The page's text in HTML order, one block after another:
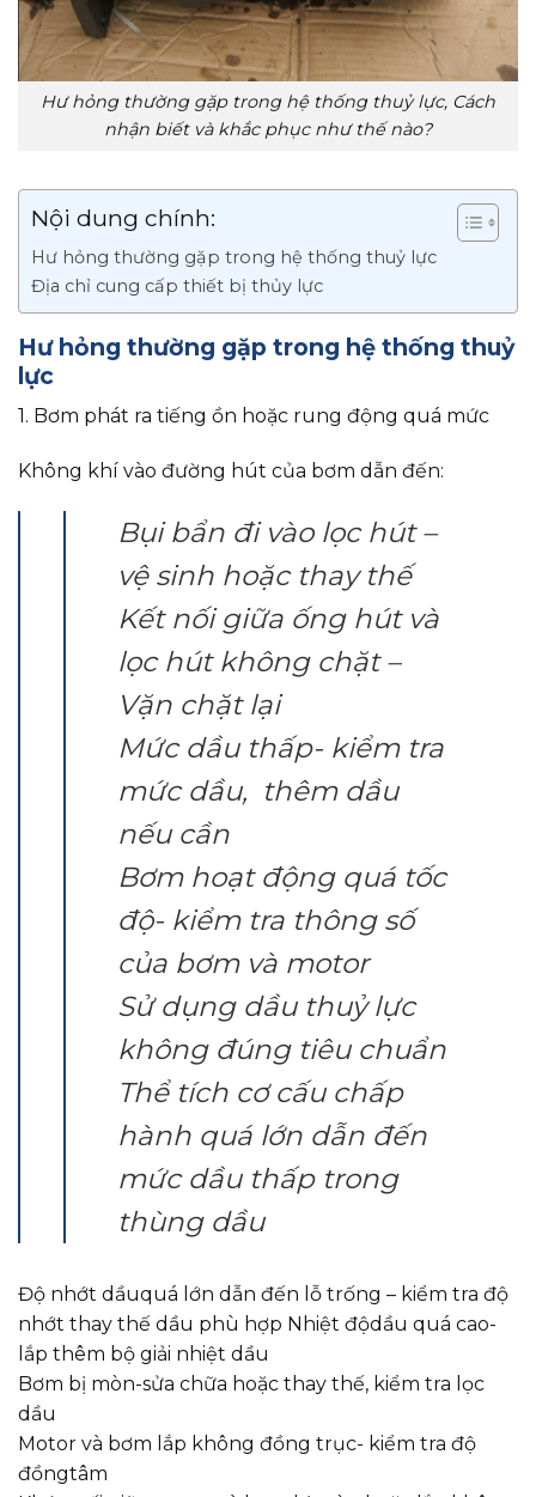
Hư hỏng thường gặp trong hệ thống thuỷ lực, Cách
nhận biết và khắc phục như thế nào?
Nội dung chính:
Hư hỏng thường gặp trong hệ thống thuỷ lực
Địa chỉ cung cấp thiết bị thủy lực
Hư hỏng thường gặp trong hệ thống thuỷ
lực
1. Bơm phát ra tiếng ồn hoặc rung động quá mức
Không khí vào đường hút của bơm dẫn đến:
Bụi bẩn đi vào lọc hút –
vệ sinh hoặc thay thế
Kết nối giữa ống hút và
lọc hút không chặt –
Vặn chặt lại
Mức dầu thấp- kiểm tra
mức dầu, thêm dầu
nếu cần
Bơm hoạt động quá tốc
độ- kiểm tra thông số
của bơm và motor
Sử dụng dầu thuỷ lực
không đúng tiêu chuẩn
Thể tích cơ cấu chấp
hành quá lớn dẫn đến
mức dầu thấp trong
thùng dầu
Độ nhớt dầuquá lớn dẫn đến lỗ trống – kiểm tra độ
nhớt thay thế dầu phù hợp Nhiệt độdầu quá cao-
lắp thêm bộ giải nhiệt dầu
Bơm bị mòn-sửa chữa hoặc thay thế, kiểm tra lọc
dầu
Motor và bơm lắp không đồng trục- kiểm tra độ
đồngtâm